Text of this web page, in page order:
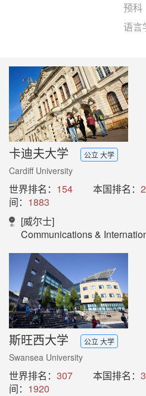
预科
语言
卡迪夫大学 公立 大学
Cardiff University
世界排名： 154 本国排名：
间： 1883
[威尔士]
Communications & International Relations Division,Cardiff University,Deri House, 2 - 4
斯旺西大学 公立 大学
Swansea University
世界排名： 307 本国排名：
间： 1920